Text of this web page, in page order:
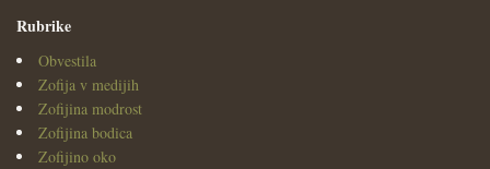
Rubrike
Obvestila
Zofija v medijih
Zofijina modrost
Zofijina bodica
Zofijino oko